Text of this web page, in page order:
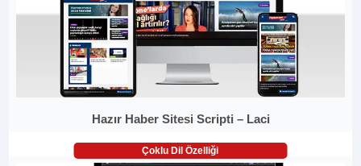
Hazır Haber Sitesi Scripti – Laci
Çoklu Dil Özelliği